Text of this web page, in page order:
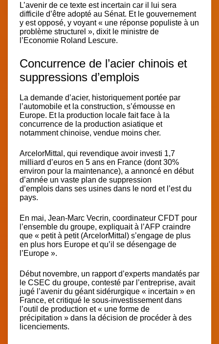
L’avenir de ce texte est incertain car il lui sera
difficile d’être adopté au Sénat. Et le gouvernement
y est opposé, y voyant « une réponse populiste à un
problème structurel », dixit le ministre de
l’Economie Roland Lescure.
Concurrence de l’acier chinois et
suppressions d’emplois
La demande d’acier, historiquement portée par
l’automobile et la construction, s’émousse en
Europe. Et la production locale fait face à la
concurrence de la production asiatique et
notamment chinoise, vendue moins cher.
ArcelorMittal, qui revendique avoir investi 1,7
milliard d’euros en 5 ans en France (dont 30%
environ pour la maintenance), a annoncé en début
d’année un vaste plan de suppression
d’emplois dans ses usines dans le nord et l’est du
pays.
En mai, Jean-Marc Vecrin, coordinateur CFDT pour
l’ensemble du groupe, expliquait à l’AFP craindre
que « petit à petit (ArcelorMittal) s’engage de plus
en plus hors Europe et qu’il se désengage de
l’Europe ».
Début novembre, un rapport d’experts mandatés par
le CSEC du groupe, contesté par l’entreprise, avait
jugé l’avenir du géant sidérurgique « incertain » en
France, et critiqué le sous-investissement dans
l’outil de production et « une forme de
précipitation » dans la décision de procéder à des
licenciements.